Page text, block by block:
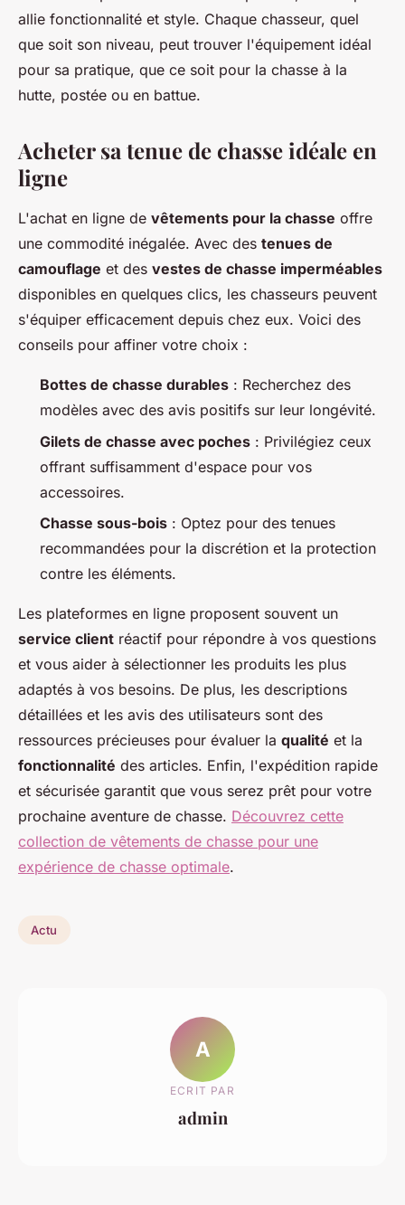
allie fonctionnalité et style. Chaque chasseur, quel
que soit son niveau, peut trouver l'équipement idéal
pour sa pratique, que ce soit pour la chasse à la
hutte, postée ou en battue.
Acheter sa tenue de chasse idéale en
ligne
L'achat en ligne de vêtements pour la chasse offre
une commodité inégalée. Avec des tenues de
camouflage et des vestes de chasse imperméables
disponibles en quelques clics, les chasseurs peuvent
s'équiper efficacement depuis chez eux. Voici des
conseils pour affiner votre choix :
Bottes de chasse durables : Recherchez des
modèles avec des avis positifs sur leur longévité.
Gilets de chasse avec poches : Privilégiez ceux
offrant suffisamment d'espace pour vos
accessoires.
Chasse sous-bois : Optez pour des tenues
recommandées pour la discrétion et la protection
contre les éléments.
Les plateformes en ligne proposent souvent un
service client réactif pour répondre à vos questions
et vous aider à sélectionner les produits les plus
adaptés à vos besoins. De plus, les descriptions
détaillées et les avis des utilisateurs sont des
ressources précieuses pour évaluer la qualité et la
fonctionnalité des articles. Enfin, l'expédition rapide
et sécurisée garantit que vous serez prêt pour votre
prochaine aventure de chasse. Découvrez cette
collection de vêtements de chasse pour une
expérience de chasse optimale.
Actu
A
ECRIT PAR
admin